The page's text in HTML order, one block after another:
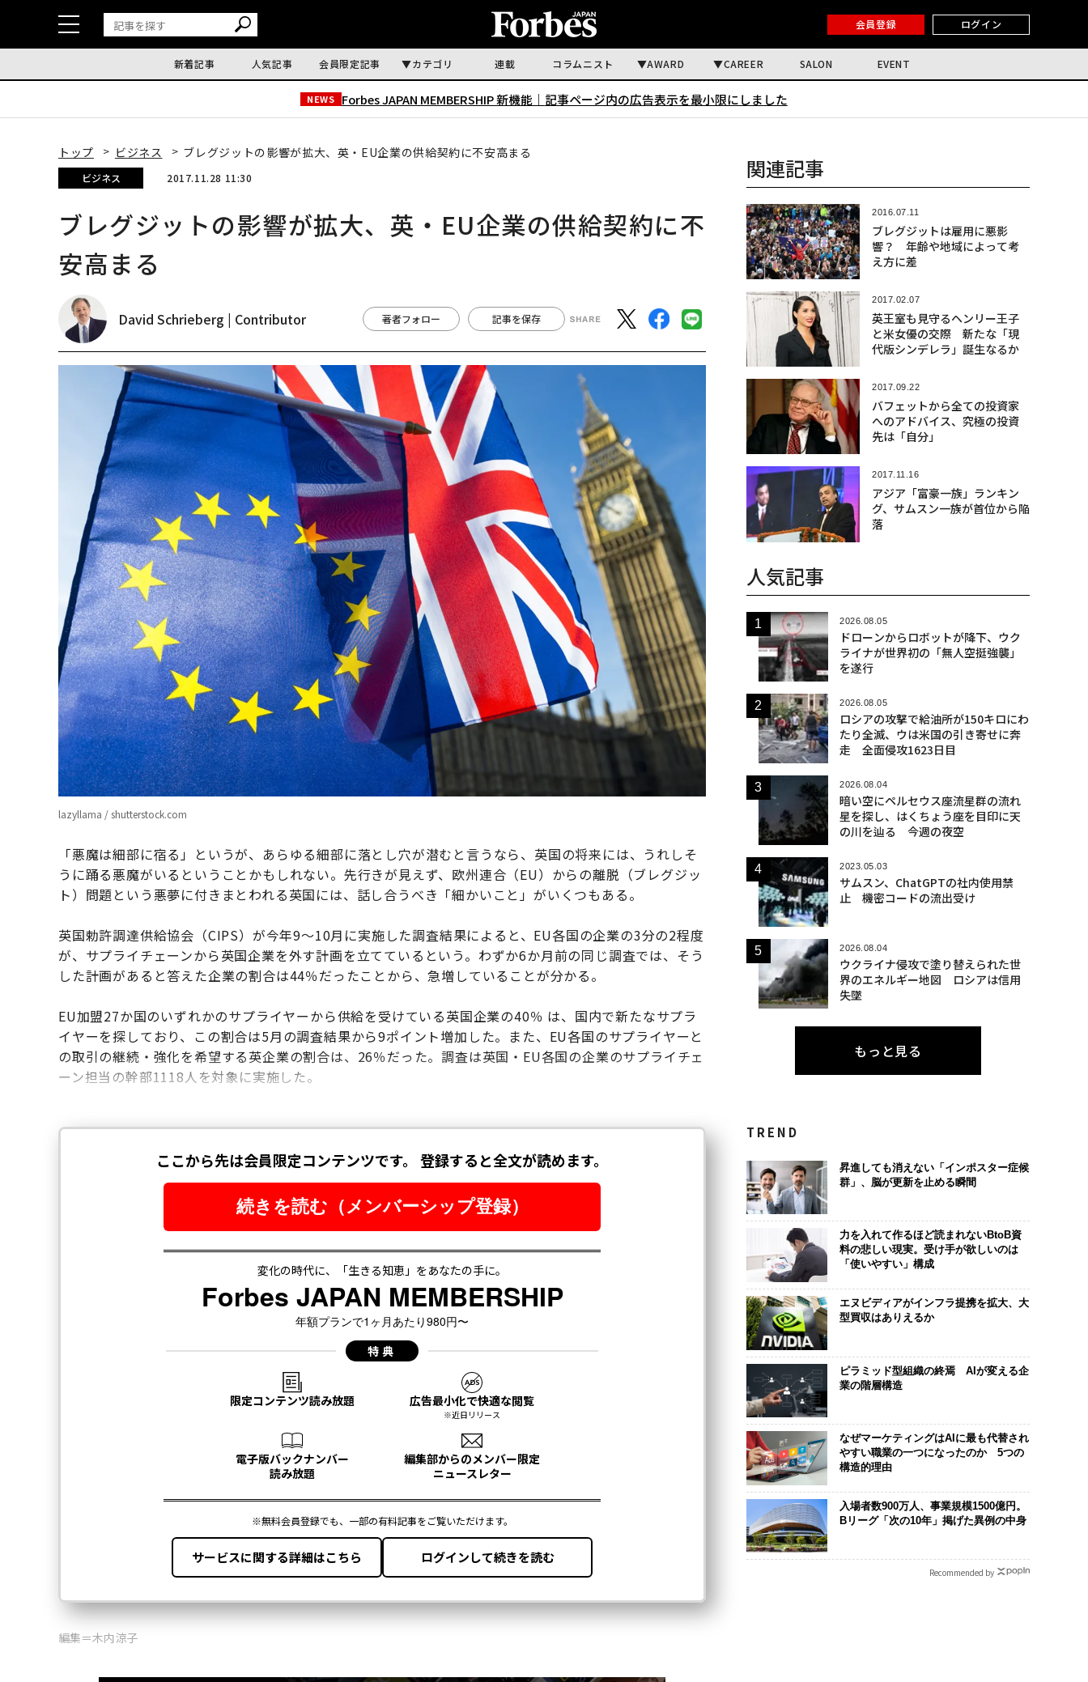
会員登録 ログイン
新着記事 人気記事 会員限定記事 カテゴリ 連載 コラムニスト AWARD CAREER SALON EVENT
NEWS Forbes JAPAN MEMBERSHIP 新機能｜ 記事ページ内の広告表示を最小限にしました
トップ ビジネス ブレグジットの影響が拡大、英・EU企業の供給契約に不安高まる
ビジネス 2017.11.28 11:30
ブレグジットの影響が拡大、英・EU企業の供給契約に不
安高まる
David Schrieberg | Contributor 著者フォロー 記事を保存
lazyllama / shutterstock.com
「悪魔は細部に宿る」というが、あらゆる細部に落とし穴が潜むと言うなら、英国の将来には、うれしそ
うに踊る悪魔がいるということかもしれない。先行きが見えず、欧州連合（EU）からの離脱（ブレグジッ
ト）問題という悪夢に付きまとわれる英国には、話し合うべき「細かいこと」がいくつもある。
英国勅許調達供給協会（CIPS）が今年9～10月に実施した調査結果によると、EU各国の企業の3分の2程度
が、サプライチェーンから英国企業を外す計画を立てているという。わずか6か月前の同じ調査では、そう
した計画があると答えた企業の割合は44％だったことから、急増していることが分かる。
EU加盟27か国のいずれかのサプライヤーから供給を受けている英国企業の40％ は、国内で新たなサプラ
イヤーを探しており、この割合は5月の調査結果から9ポイント増加した。また、EU各国のサプライヤーと
の取引の継続・強化を希望する英企業の割合は、26％だった。調査は英国・EU各国の企業のサプライチェ
ーン担当の幹部1118人を対象に実施した。
編集＝木内涼子
関連記事
2016.07.11
ブレグジットは雇用に悪影
響？ 年齢や地域によって考
え方に差
2017.02.07
英王室も見守るヘンリー王子
と米女優の交際 新たな「現
代版シンデレラ」誕生なるか
2017.09.22
バフェットから全ての投資家
へのアドバイス、究極の投資
先は「自分」
2017.11.16
アジア「富豪一族」ランキン
グ、サムスン一族が首位から陥
落
人気記事
2026.08.05
ドローンからロボットが降下、ウク
ライナが世界初の「無人空挺強襲」
を遂行
2026.08.05
ロシアの攻撃で給油所が150キロにわ
たり全滅、ウは米国の引き寄せに奔
走 全面侵攻1623日目
2026.08.04
暗い空にペルセウス座流星群の流れ
星を探し、はくちょう座を目印に天
の川を辿る 今週の夜空
2023.05.03
サムスン、ChatGPTの社内使用禁
止 機密コードの流出受け
2026.08.04
ウクライナ侵攻で塗り替えられた世
界のエネルギー地図 ロシアは信用
失墜
もっと見る
TREND
昇進しても消えない「インポスター症候
群」、脳が更新を止める瞬間
力を入れて作るほど読まれないBtoB資
料の悲しい現実。受け手が欲しいのは
「使いやすい」構成
エヌビディアがインフラ提携を拡大、大
型買収はありえるか
ピラミッド型組織の終焉 AIが変える企
業の階層構造
なぜマーケティングはAIに最も代替され
やすい職業の一つになったのか 5つの
構造的理由
入場者数900万人、事業規模1500億円。
Bリーグ「次の10年」掲げた異例の中身
Recommended by